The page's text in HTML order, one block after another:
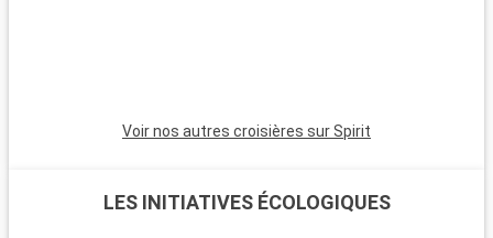
Voir nos autres croisières sur Spirit
LES INITIATIVES ÉCOLOGIQUES